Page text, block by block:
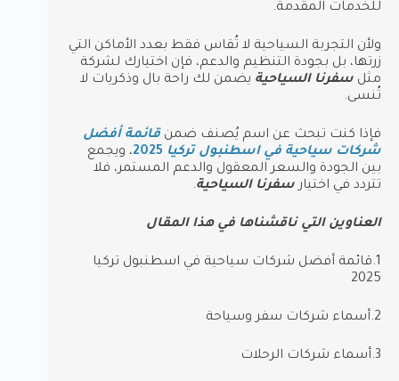
للخدمات المقدمة.
ولأن التجربة السياحية لا تُقاس فقط بعدد الأماكن التي
زرتها، بل بجودة التنظيم والدعم، فإن اختيارك لشركة
مثل سفرنا السياحية يضمن لك راحة بال وذكريات لا
تُنسى.
فإذا كنت تبحث عن اسم يُصنف ضمن قائمة أفضل
شركات سياحية في اسطنبول تركيا 2025، ويجمع
بين الجودة والسعر المعقول والدعم المستمر، فلا
تتردد في اختيارسفرنا السياحية.
العناوين التي ناقشناها في هذا المقال
1.قائمة أفضل شركات سياحية في اسطنبول تركيا
2025
2.أسماء شركات سفر وسياحة
3.أسماء شركات الرحلات